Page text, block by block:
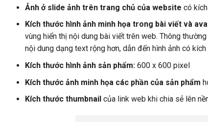
Ảnh ở slide ảnh trên trang chủ của website có
Kích thước hình ảnh minh họa trong bài viết và
vùng hiển thị nội dung bài viết trên web. Thông
nội dung dạng text rộng hơn, dẫn đến hình ảnh có
Kích thước hình ảnh sản phẩm:600 x 600 pixel
Kích thước ảnh minh họa các phần của sản phẩm
Kích thước thumbnail của link web khi chia sẻ lên